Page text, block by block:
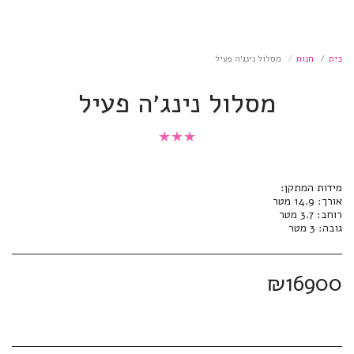
בית חנות מסלול נינג׳ה פעיל
מסלול נינג׳ה פעיל
★
★
גובה: 3 מטר
₪16900